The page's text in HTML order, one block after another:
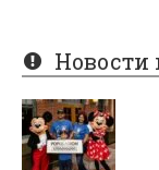
er
es
t
e
d
Новости